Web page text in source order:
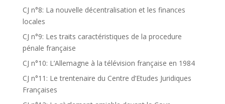
CJ n°8: La nouvelle décentralisation et les finances
locales
CJ n°9: Les traits caractéristiques de la procedure
pénale française
CJ n°10: L’Allemagne à la télévision française en 1984
CJ n°11: Le trentenaire du Centre d’Etudes Juridiques
Françaises